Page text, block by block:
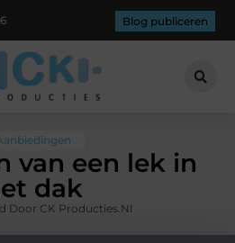
Blog publiceren
van een lek in
dak
Door CK Producties.nl